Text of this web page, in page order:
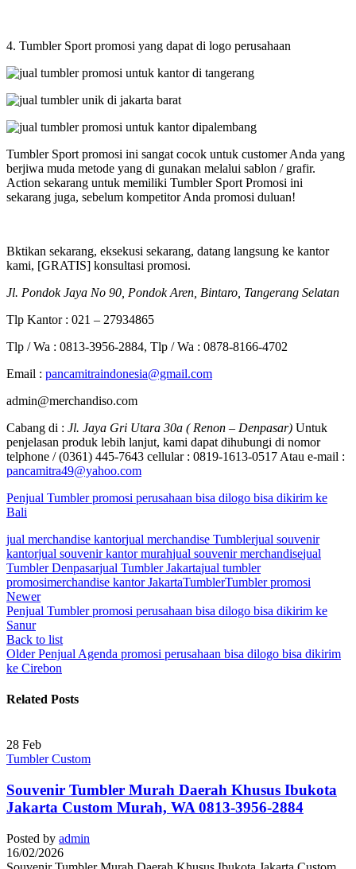
4. Tumbler Sport promosi yang dapat di logo perusahaan
Tumbler Sport promosi ini sangat cocok untuk customer Anda yang
berjiwa muda metode yang di gunakan melalui sablon / grafir.
Action sekarang untuk memiliki Tumbler Sport Promosi ini
sekarang juga, sebelum kompetitor Anda promosi duluan!
Bktikan sekarang, eksekusi sekarang, datang langsung ke kantor
kami, [GRATIS] konsultasi promosi.
Jl. Pondok Jaya No 90, Pondok Aren, Bintaro, Tangerang Selatan
Tlp Kantor : 021 – 27934865
Tlp / Wa : 0813-3956-2884, Tlp / Wa : 0878-8166-4702
Email : pancamitraindonesia@gmail.com
admin@merchandiso.com
Cabang di : Jl. Jaya Gri Utara 30a ( Renon – Denpasar) Untuk
penjelasan produk lebih lanjut, kami dapat dihubungi di nomor
telphone / (0361) 445-7643 cellular : 0819-1613-0517 Atau e-mail :
pancamitra49@yahoo.com
Penjual Tumbler promosi perusahaan bisa dilogo bisa dikirim ke
Bali
jual merchandise kantorjual merchandise Tumblerjual souvenir
kantorjual souvenir kantor murahjual souvenir merchandisejual
Tumbler Denpasarjual Tumbler Jakartajual tumbler
promosimerchandise kantor JakartaTumblerTumbler promosi
Newer
Penjual Tumbler promosi perusahaan bisa dilogo bisa dikirim ke
Sanur
Back to list
Older Penjual Agenda promosi perusahaan bisa dilogo bisa dikirim
ke Cirebon
Related Posts
28 Feb
Tumbler Custom
Souvenir Tumbler Murah Daerah Khusus Ibukota
Jakarta Custom Murah, WA 0813-3956-2884
Posted by admin
16/02/2026